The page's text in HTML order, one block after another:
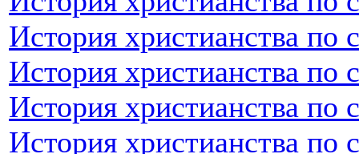
История христианства по
История христианства по
История христианства по
История христианства по